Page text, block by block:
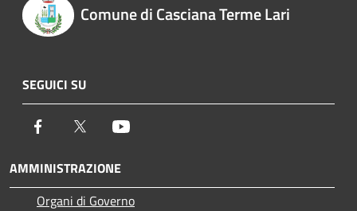
Comune di Casciana Terme Lari
SEGUICI SU
Facebook Twitter
AMMINISTRAZIONE
Organi di Governo